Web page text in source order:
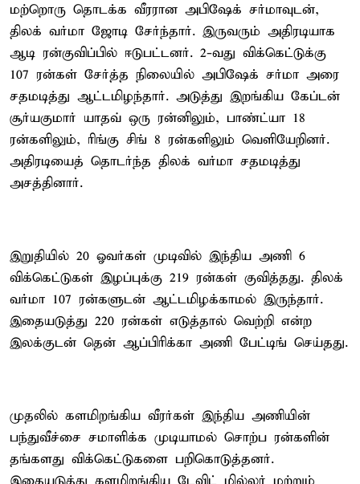
மற்றொரு தொடக்க வீரரான அபிஷேக் சர்மாவுடன்,
திலக் வர்மா ஜோடி சேர்ந்தார். இருவரும் அதிரடியாக
ஆடி ரன்குவிப்பில் ஈடுபட்டனர். 2-வது விக்கெட்டுக்கு
107 ரன்கள் சேர்த்த நிலையில் அபிஷேக் சர்மா அரை
சதமடித்து ஆட்டமிழந்தார். அடுத்து இறங்கிய கேப்டன்
சூர்யகுமார் யாதவ் ஒரு ரன்னிலும், பாண்ட்யா 18
ரன்களிலும், ரிங்கு சிங் 8 ரன்களிலும் வெளியேறினர்.
அதிரடியைத் தொடர்ந்த திலக் வர்மா சதமடித்து
அசத்தினார்.
இறுதியில் 20 ஓவர்கள் முடிவில் இந்திய அணி 6
விக்கெட்டுகள் இழப்புக்கு 219 ரன்கள் குவித்தது. திலக்
வர்மா 107 ரன்களுடன் ஆட்டமிழக்காமல் இருந்தார்.
இதையடுத்து 220 ரன்கள் எடுத்தால் வெற்றி என்ற
இலக்குடன் தென் ஆப்பிரிக்கா அணி பேட்டிங் செய்தது.
முதலில் களமிறங்கிய வீரர்கள் இந்திய அணியின்
பந்துவீச்சை சமாளிக்க முடியாமல் சொற்ப ரன்களின்
தங்களது விக்கெட்டுகளை பறிகொடுத்தனர்.